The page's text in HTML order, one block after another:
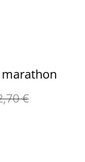
marathon
€